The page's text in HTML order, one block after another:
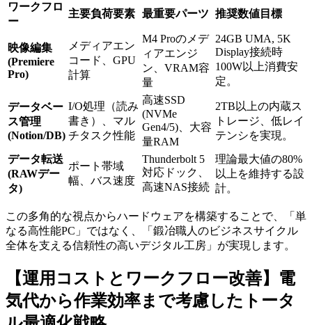
ワークフロ
ー
主要負荷要素 最重要パーツ 推奨数値目標
映像編集
(Premiere
Pro)
メディアエン
コード、GPU
計算
M4 Proのメデ
ィアエンジ
ン、VRAM容
量
24GB UMA, 5K
Display接続時
100W以上消費安
定。
データベー
ス管理
(Notion/DB)
I/O処理（読み
書き）、マル
チタスク性能
高速SSD
(NVMe
Gen4/5)、大容
量RAM
2TB以上の内蔵ス
トレージ、低レイ
テンシを実現。
データ転送
(RAWデー
タ)
ポート帯域
幅、バス速度
Thunderbolt 5
対応ドック、
高速NAS接続
理論最大値の80%
以上を維持する設
計。
この多角的な視点からハードウェアを構築することで、「単
なる高性能PC」ではなく、「鍛冶職人のビジネスサイクル
全体を支える信頼性の高いデジタル工房」が実現します。
【運用コストとワークフロー改善】電
気代から作業効率まで考慮したトータ